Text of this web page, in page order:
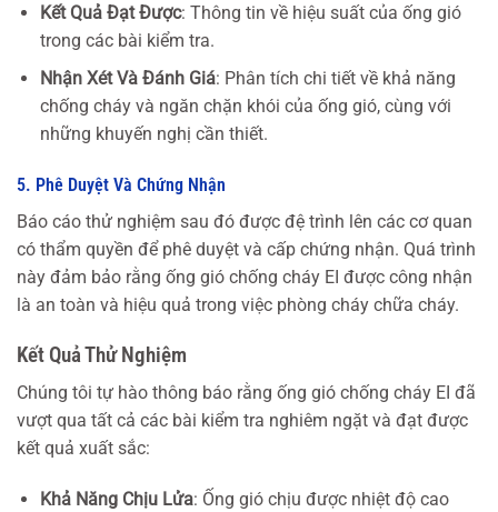
Kết Quả Đạt Được: Thông tin về hiệu suất của ống gió
trong các bài kiểm tra.
Nhận Xét Và Đánh Giá: Phân tích chi tiết về khả năng
chống cháy và ngăn chặn khói của ống gió, cùng với
những khuyến nghị cần thiết.
5. Phê Duyệt Và Chứng Nhận
Báo cáo thử nghiệm sau đó được đệ trình lên các cơ quan
có thẩm quyền để phê duyệt và cấp chứng nhận. Quá trình
này đảm bảo rằng ống gió chống cháy EI được công nhận
là an toàn và hiệu quả trong việc phòng cháy chữa cháy.
Kết Quả Thử Nghiệm
Chúng tôi tự hào thông báo rằng ống gió chống cháy EI đã
vượt qua tất cả các bài kiểm tra nghiêm ngặt và đạt được
kết quả xuất sắc:
Khả Năng Chịu Lửa: Ống gió chịu được nhiệt độ cao